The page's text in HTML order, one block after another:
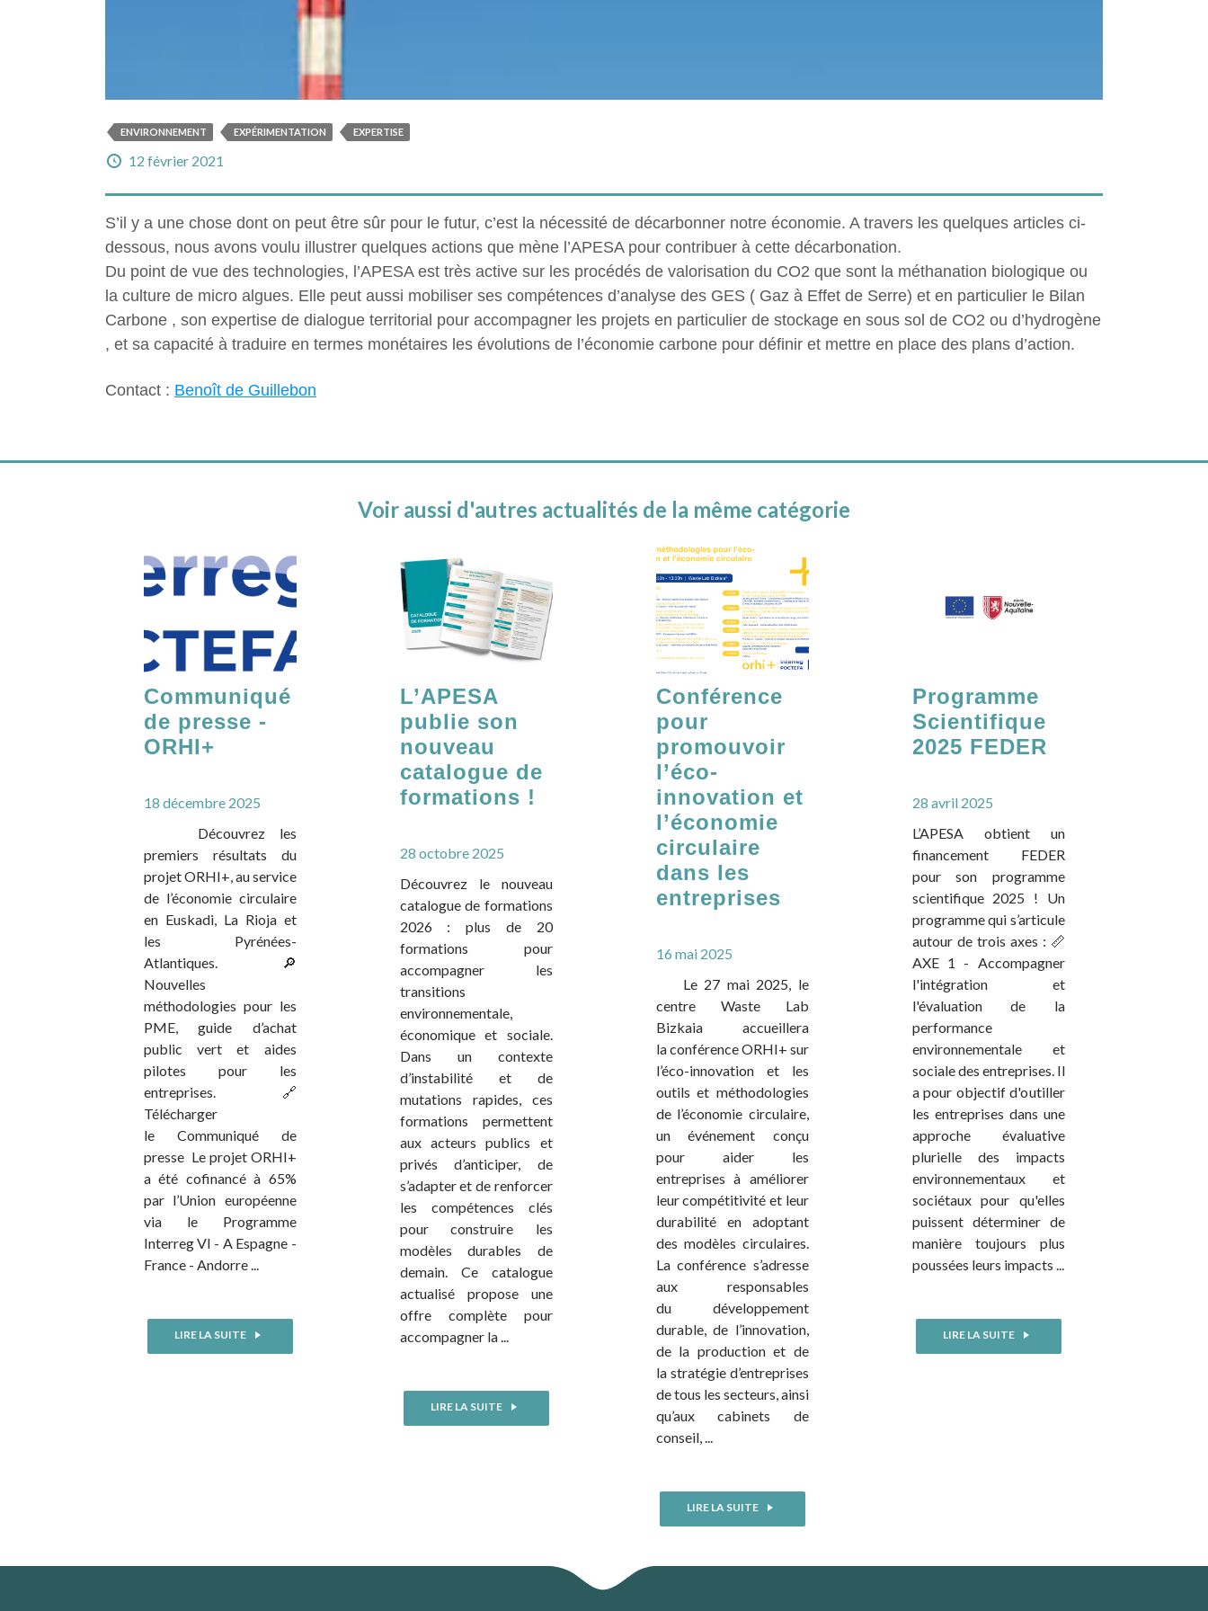
ENVIRONNEMENT EXPÉRIMENTATION EXPERTISE
12 février 2021
S’il y a une chose dont on peut être sûr pour le futur, c’est la nécessité de décarbonner notre économie. A travers les quelques articles ci-
dessous, nous avons voulu illustrer quelques actions que mène l’APESA pour contribuer à cette décarbonation.
Du point de vue des technologies, l’APESA est très active sur les procédés de valorisation du CO2 que sont la méthanation biologique ou
la culture de micro algues. Elle peut aussi mobiliser ses compétences d’analyse des GES ( Gaz à Effet de Serre) et en particulier le Bilan
Carbone , son expertise de dialogue territorial pour accompagner les projets en particulier de stockage en sous sol de CO2 ou d’hydrogène
, et sa capacité à traduire en termes monétaires les évolutions de l’économie carbone pour définir et mettre en place des plans d’action.
Contact : Benoît de Guillebon
Voir aussi d'autres actualités de la même catégorie
Communiqué
de presse -
ORHI+
18 décembre 2025
Découvrez les
premiers résultats du
projet ORHI+, au service
de l’économie circulaire
en Euskadi, La Rioja et
les Pyrénées-
Atlantiques. 🔎
Nouvelles
méthodologies pour les
PME, guide d’achat
public vert et aides
pilotes pour les
entreprises. 🔗
Télécharger
le Communiqué de
presse Le projet ORHI+
a été cofinancé à 65%
par l’Union européenne
via le Programme
Interreg VI - A Espagne -
France - Andorre ...
LIRE LA SUITE
L’APESA
publie son
nouveau
catalogue de
formations !
28 octobre 2025
Découvrez le nouveau
catalogue de formations
2026 : plus de 20
formations pour
accompagner les
transitions
environnementale,
économique et sociale.
Dans un contexte
d’instabilité et de
mutations rapides, ces
formations permettent
aux acteurs publics et
privés d’anticiper, de
s’adapter et de renforcer
les compétences clés
pour construire les
modèles durables de
demain. Ce catalogue
actualisé propose une
offre complète pour
accompagner la ...
LIRE LA SUITE
Conférence
pour
promouvoir
l’éco-
innovation et
l’économie
circulaire
dans les
entreprises
16 mai 2025
Le 27 mai 2025, le
centre Waste Lab
Bizkaia accueillera
la conférence ORHI+ sur
l’éco-innovation et les
outils et méthodologies
de l’économie circulaire,
un événement conçu
pour aider les
entreprises à améliorer
leur compétitivité et leur
durabilité en adoptant
des modèles circulaires.
La conférence s’adresse
aux responsables
du développement
durable, de l’innovation,
de la production et de
la stratégie d’entreprises
de tous les secteurs, ainsi
qu’aux cabinets de
conseil, ...
LIRE LA SUITE
Programme
Scientifique
2025 FEDER
28 avril 2025
L’APESA obtient un
financement FEDER
pour son programme
scientifique 2025 ! Un
programme qui s’articule
autour de trois axes : 📏
AXE 1 - Accompagner
l'intégration et
l'évaluation de la
performance
environnementale et
sociale des entreprises. Il
a pour objectif d'outiller
les entreprises dans une
approche évaluative
plurielle des impacts
environnementaux et
sociétaux pour qu'elles
puissent déterminer de
manière toujours plus
poussées leurs impacts ...
LIRE LA SUITE